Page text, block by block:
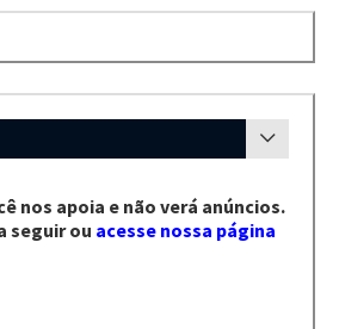
nos apoia e não verá anúncios.
seguir ou acesse nossa página